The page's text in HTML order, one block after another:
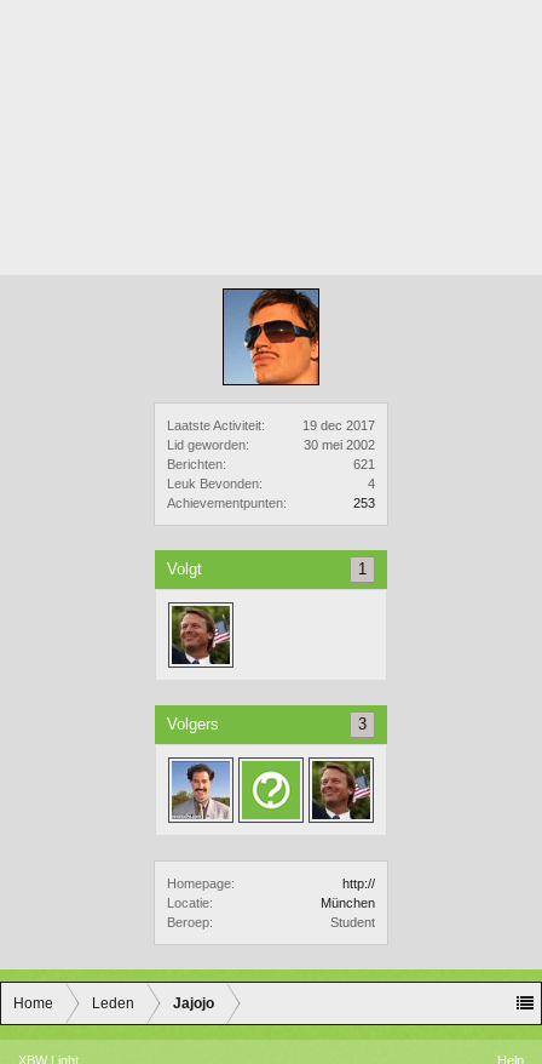
Laatste Activiteit:
19 dec 2017
Lid geworden:
30 mei 2002
Berichten:
621
Leuk Bevonden:
4
Achievementpunten:
253
Volgt 1
Volgers 3
Homepage:
http://
Locatie:
München
Beroep:
Student
Home Leden Jajojo
XBW Light Help